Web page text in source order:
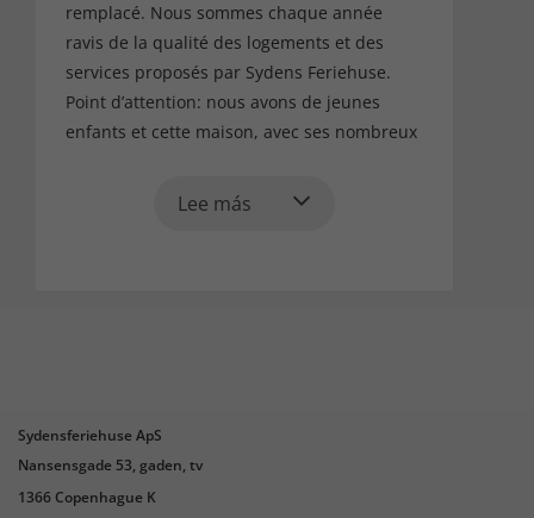
remplacé. Nous sommes chaque année
ravis de la qualité des logements et des
services proposés par Sydens Feriehuse.
Point d’attention: nous avons de jeunes
enfants et cette maison, avec ses nombreux
adaptée pour notre groupe.
the accommodation and the services offered
by Sydens Feriehuse.
Attention point: we have young children and
Lee más
Sydensferiehuse ApS
Nansensgade 53, gaden, tv
1366 Copenhague K